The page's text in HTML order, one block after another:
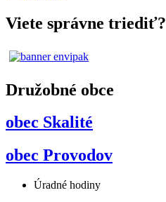
Viete správne triediť?
Družobné obce
obec Skalité
obec Provodov
Úradné hodiny